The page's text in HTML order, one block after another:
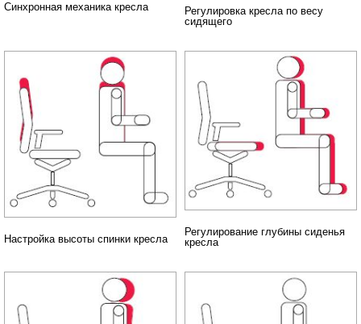
Синхронная механика кресла
Регулировка кресла по весу
сидящего
Настройка высоты спинки кресла
Регулирование глубины сиденья
кресла